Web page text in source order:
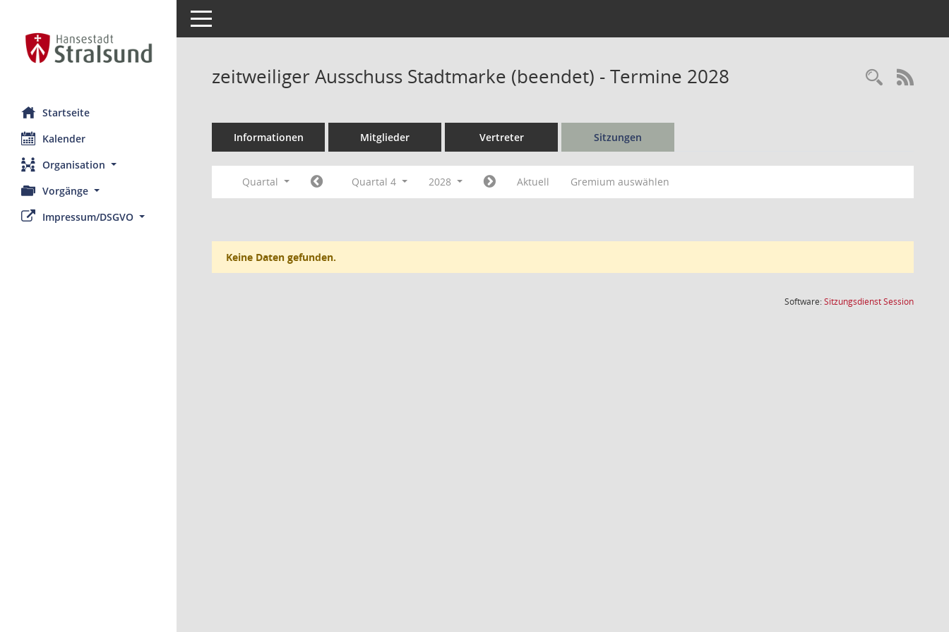
Startseite
Kalender
Organisation
Vorgänge
Impressum/DSGVO
Toggle navigation
zeitweiliger Ausschuss Stadtmarke (beendet) - Termine 2028
Informationen Mitglieder Vertreter Sitzungen
Quartal Quartal 4 2028 Aktuell Gremium auswählen
Keine Daten gefunden.
Software:SitzungsdienstSession(Wird in